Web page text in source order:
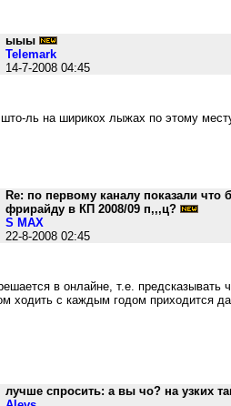
ыыы
Telemark
14-7-2008 04:45
ль на ширикох лыжах по этому
Re: по первому каналу показали что
фрирайду в КП 2008/09 п,,,ц?
S MAX
22-8-2008 02:45
в онлайне, т.е.
ходить с каждым годом приходится
лучше спросить: а вы чо? на узких